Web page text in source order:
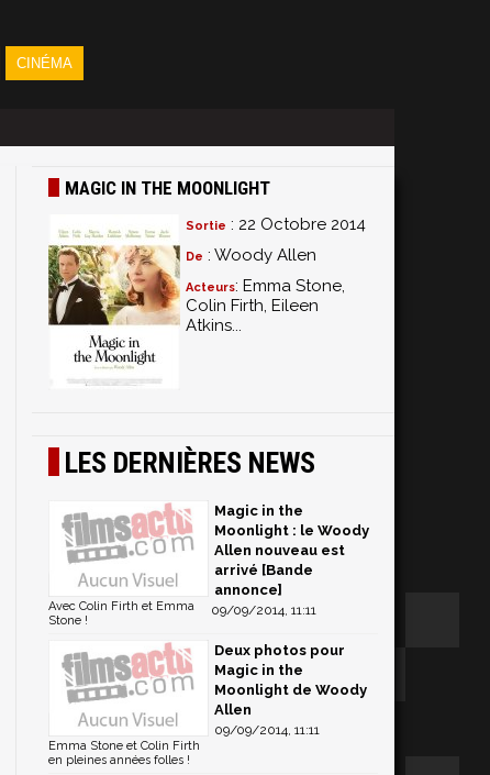
CINÉMA
MAGIC IN THE MOONLIGHT
Sortie : 22 Octobre 2014
De : Woody Allen
Acteurs: Emma Stone,
Colin Firth, Eileen
Atkins...
LES DERNIÈRES NEWS
Magic in the
Moonlight : le Woody
Allen nouveau est
arrivé [Bande
annonce]
09/09/2014, 11:11
Avec Colin Firth et Emma
Stone !
Deux photos pour
Magic in the
Moonlight de Woody
Allen
09/09/2014, 11:11
Emma Stone et Colin Firth
en pleines années folles !